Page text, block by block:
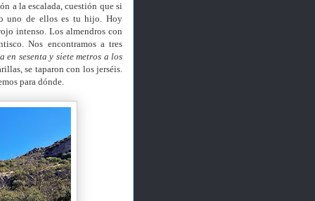
a la escalada, cuestión que si
uno de ellos es tu hijo. Hoy
intenso. Los almendros con
Nos encontramos a tres
en sesenta y siete metros a los
se taparon con los jerséis.
para dónde.